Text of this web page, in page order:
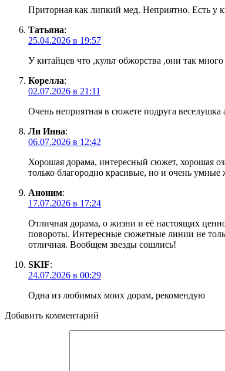
Приторная как липкий мед. Неприятно. Есть у
Татьяна:
25.04.2026 в 19:57
У китайцев что ,культ обжорства ,они так
Корелла:
02.07.2026 в 21:11
Очень неприятная в сюжете подруга
Ли Инна:
06.07.2026 в 12:42
Хорошая дорама, интересный сюжет, хорошая
только благородно красивые, но и очень
Аноним:
17.07.2026 в 17:24
Отличная дорама, о жизни и её настоящих
повороты. Интересные сюжетные линии не
отличная. Вообщем звезды сошлись!
SKIF:
24.07.2026 в 00:29
Одна из любимых моих дорам, рекомендую
Добавить комментарий